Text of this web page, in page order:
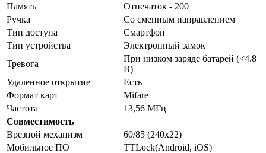
Память
Отпечаток - 200
Ручка
Со сменным направлением
Тип доступа
Смартфон
Тип устройства
Электронный замок
Тревога
При низком заряде батарей (<4.8
В)
Удаленное открытие
Есть
Формат карт
Mifare
Частота
13,56 МГц
Совместимость
Врезной механизм
60/85 (240x22)
Мобильное ПО
TTLock(Android, iOS)